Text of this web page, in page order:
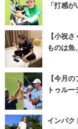
「打感
【小祝
ものは魚
【今月
トゥル
インパク